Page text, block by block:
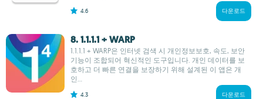
4.6 다운로드
8. 1.1.1.1 + WARP
1.1.1.1 + WARP은 인터넷 검색 시 개인정보보호, 속도, 보안
기능이 조합되어 혁신적인 도구입니다. 개인 데이터를 보
호하고 더 빠른 연결을 보장하기 위해 설계된 이 앱은 개
인...
4.3 다운로드